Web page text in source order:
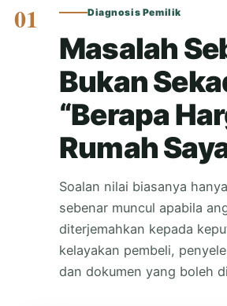
01 Diagnosis Pemilik
Masalah
Bukan
“Berapa
Rumah
Soalan nilai biasanya
sebenar muncul apabila
diterjemahkan kepada
kelayakan pembeli,
dan dokumen yang boleh